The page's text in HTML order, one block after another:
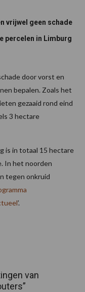
vrijwel geen schade
percelen in Limburg
door vorst en
bepalen. Zoals het
gezaaid rond eind
3 hectare
is in totaal 15 hectare
In het noorden
tegen onkruid
’.
van